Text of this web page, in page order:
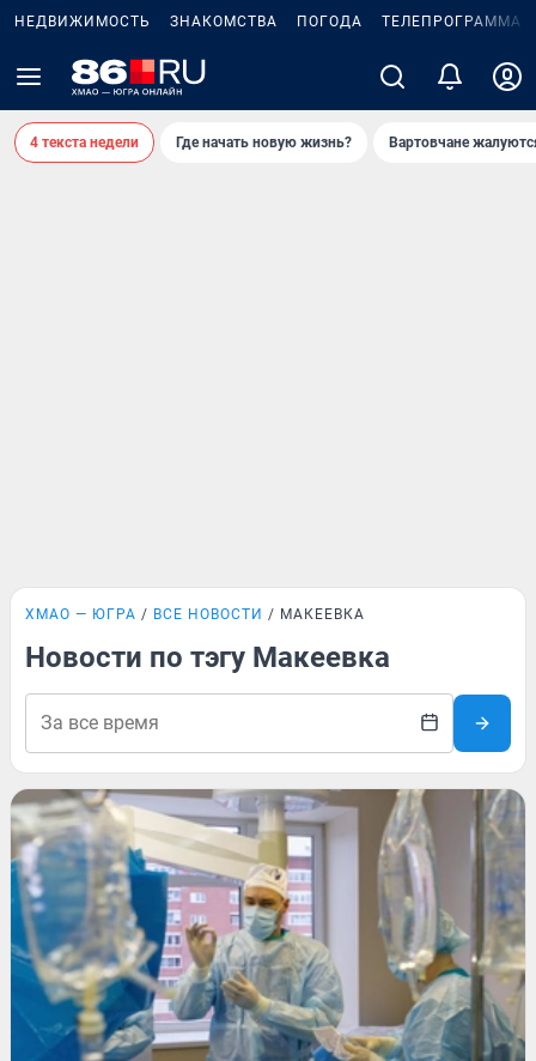
НЕДВИЖИМОСТЬ ЗНАКОМСТВА ПОГОДА ТЕЛЕПРОГРАММА
4 текста недели Где начать новую жизнь? Вартовчане
ХМАО — ЮГРА ВСЕ НОВОСТИ МАКЕЕВКА
Новости по тэгу Макеевка